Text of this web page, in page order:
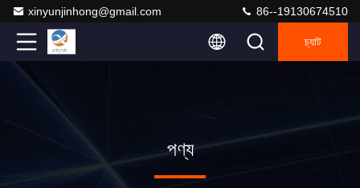
xinyunjinhong@gmail.com 86--19130674510
চ্যাট
পণ্য